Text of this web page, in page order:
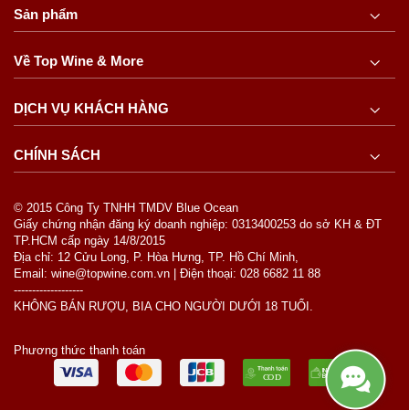
Sản phẩm
Về Top Wine & More
DỊCH VỤ KHÁCH HÀNG
CHÍNH SÁCH
© 2015 Công Ty TNHH TMDV Blue Ocean
Giấy chứng nhận đăng ký doanh nghiệp: 0313400253 do sở KH & ĐT
TP.HCM cấp ngày 14/8/2015
Địa chỉ: 12 Cửu Long, P. Hòa Hưng, TP. Hồ Chí Minh,
Email: wine@topwine.com.vn | Điện thoại: 028 6682 11 88
-------------------
KHÔNG BÁN RƯỢU, BIA CHO NGƯỜI DƯỚI 18 TUỔI.
Phương thức thanh toán